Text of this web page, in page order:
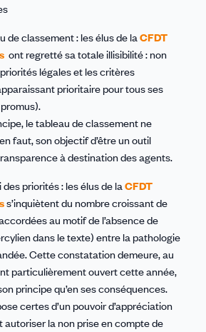
de classement : les élus de laCFDT
ont regretté sa totale illisibilité : non
légales et les critères
prioritaire pour tous ses
le tableau de classement ne
faut, son objectif d’être un outil
à destination des agents.
des priorités : les élus de laCFDT
s’inquiètent du nombre croissant de
au motif de l’absence de
dans le texte) entre la pathologie
Cette constatation demeure, au
particulièrement ouvert cette année,
principe qu’en ses conséquences.
certes d’un pouvoir d’appréciation
autoriser la non prise en compte de